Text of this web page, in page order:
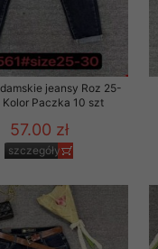
jeansy Roz 25-
Kolor Paczka 10 szt
57.00 zł
szczegóły